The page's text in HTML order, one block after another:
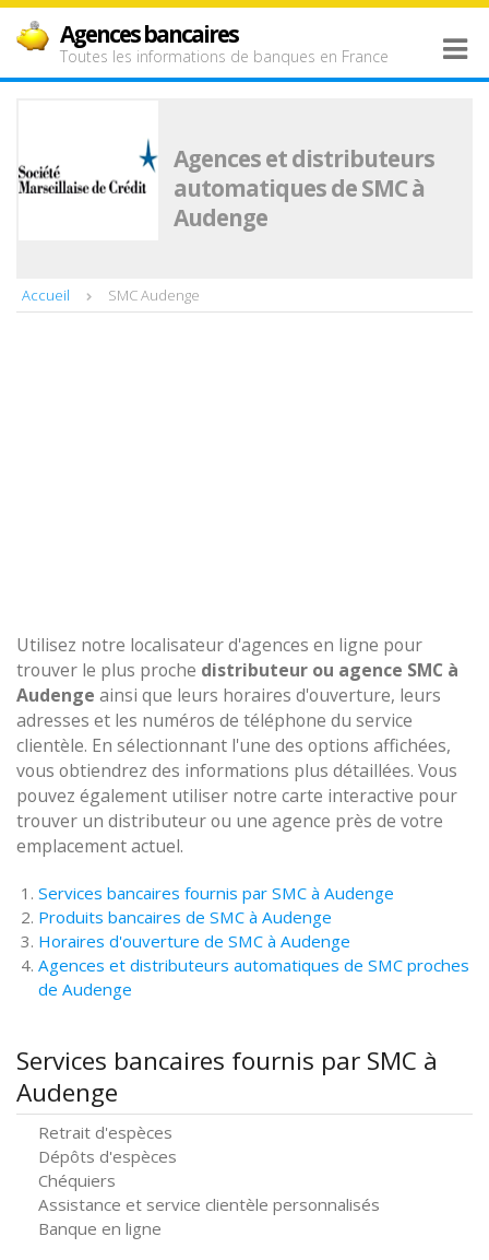
Agences bancaires
Toutes les informations de banques en France
Agences et distributeurs
automatiques de SMC à
Audenge
Accueil SMC Audenge
Utilisez notre localisateur d'agences en ligne pour
trouver le plus proche distributeur ou agence SMC à
Audenge ainsi que leurs horaires d'ouverture, leurs
adresses et les numéros de téléphone du service
clientèle. En sélectionnant l'une des options affichées,
vous obtiendrez des informations plus détaillées. Vous
pouvez également utiliser notre carte interactive pour
trouver un distributeur ou une agence près de votre
emplacement actuel.
Services bancaires fournis par SMC à Audenge
Produits bancaires de SMC à Audenge
Horaires d'ouverture de SMC à Audenge
Agences et distributeurs automatiques de SMC proches
de Audenge
Services bancaires fournis par SMC à
Audenge
Retrait d'espèces
Dépôts d'espèces
Chéquiers
Assistance et service clientèle personnalisés
Banque en ligne